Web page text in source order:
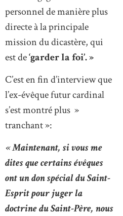
personnel de manière plus
directe à la principale
mission du dicastère, qui
est de‘garder la foi’. »
C’est en fin d’interview que
l’ex-évêque futur cardinal
s’est montré plus »
tranchant »:
« Maintenant, si vous me
dites que certains évêques
ont un don spécial du Saint-
Esprit pour juger la
doctrine du Saint-Père, nous